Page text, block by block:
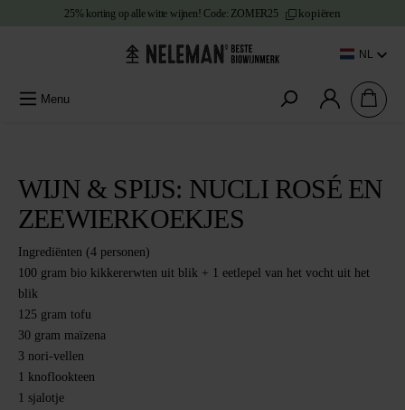
25% korting op alle witte wijnen!Code: ZOMER25 kopiëren
NL
Menu
WIJN & SPIJS: NUCLI ROSÉ EN
ZEEWIERKOEKJES
Ingrediënten (4 personen)
100 gram bio kikkererwten uit blik + 1 eetlepel van het vocht uit het
blik
125 gram tofu
30 gram maïzena
3 nori-vellen
1 knoflookteen
1 sjalotje